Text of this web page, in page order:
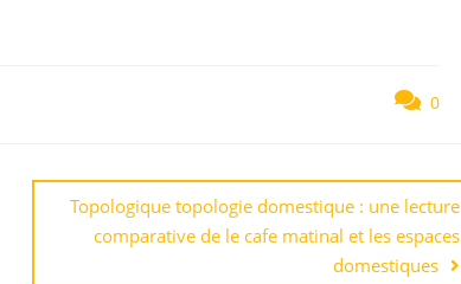
0
Topologique topologie domestique : une lecture
comparative de le cafe matinal et les espaces
domestiques